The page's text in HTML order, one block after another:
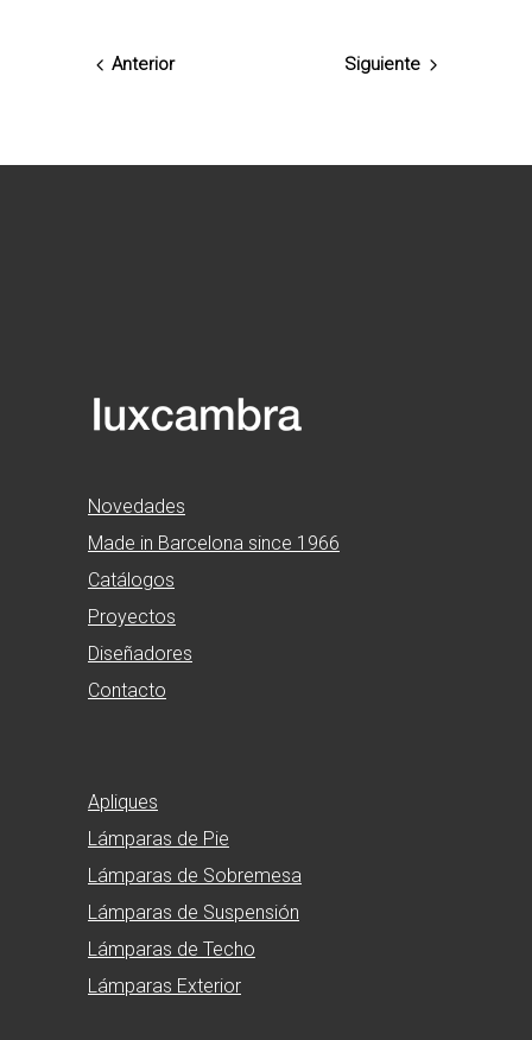
Anterior Siguiente
Novedades
Made in Barcelona since 1966
Catálogos
Proyectos
Diseñadores
Contacto
Apliques
Lámparas de Pie
Lámparas de Sobremesa
Lámparas de Suspensión
Lámparas de Techo
Lámparas Exterior